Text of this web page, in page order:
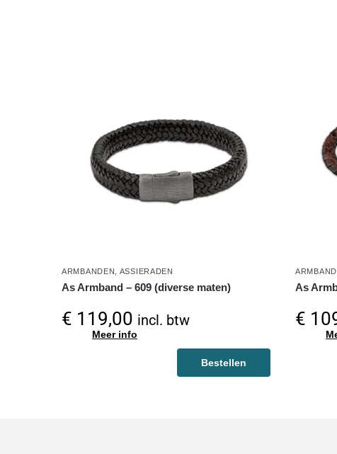
ARMBANDEN ASSIERADEN
As Armband – 609 (diverse maten)
€ 119,00 incl. btw
Meer info
Bestellen
As
€